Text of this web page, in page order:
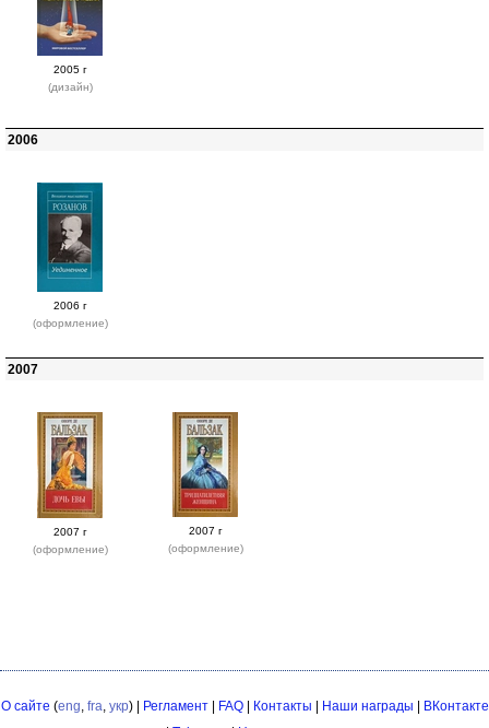
2005 г
(дизайн)
2006
2006 г
(оформление)
2007
2007 г
(оформление)
2007 г
(оформление)
О сайте (eng, fra, укр) | Регламент| FAQ| Контакты Наши награды
ВКонтакте